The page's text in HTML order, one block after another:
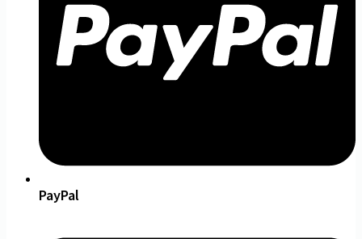
PayPal